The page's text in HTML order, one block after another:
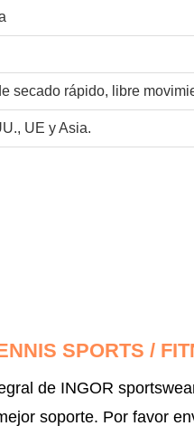
secado rápido, libre
UE y Asia.
SPORTS /
de INGOR
soporte. Por favor